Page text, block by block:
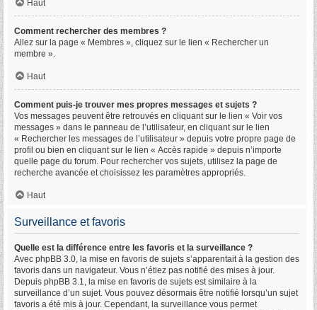
Haut
Comment rechercher des membres ?
Allez sur la page « Membres », cliquez sur le lien « Rechercher un
membre ».
Haut
Comment puis-je trouver mes propres messages et sujets ?
Vos messages peuvent être retrouvés en cliquant sur le lien « Voir vos
messages » dans le panneau de l’utilisateur, en cliquant sur le lien
« Rechercher les messages de l’utilisateur » depuis votre propre page de
profil ou bien en cliquant sur le lien « Accès rapide » depuis n’importe
quelle page du forum. Pour rechercher vos sujets, utilisez la page de
recherche avancée et choisissez les paramètres appropriés.
Haut
Surveillance et favoris
Quelle est la différence entre les favoris et la surveillance ?
Avec phpBB 3.0, la mise en favoris de sujets s’apparentait à la gestion des
favoris dans un navigateur. Vous n’étiez pas notifié des mises à jour.
Depuis phpBB 3.1, la mise en favoris de sujets est similaire à la
surveillance d’un sujet. Vous pouvez désormais être notifié lorsqu’un sujet
favoris a été mis à jour. Cependant, la surveillance vous permet